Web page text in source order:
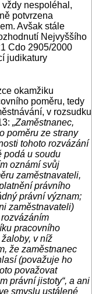
nespoléhal,
potvrzena
Avšak stále
Nejvyššího
Cdo 2905/2000
judikatury
okamžiku
poměru, tedy
v rozsudku
„Zaměstnanec,
poměru ze strany
tohoto rozvázání
podá u soudu
oznámí svůj
zaměstnavateli,
právního
právní význam;
zaměstnavateli)
pracovního
v níž
že zaměstnanec
(považuje ho
považovat
právní jistoty“, a ani
smyslu ustálené